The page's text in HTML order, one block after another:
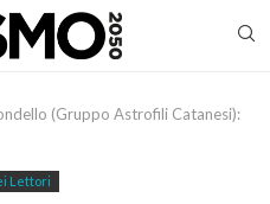
(Gruppo Astrofili Catanesi):
Lettori